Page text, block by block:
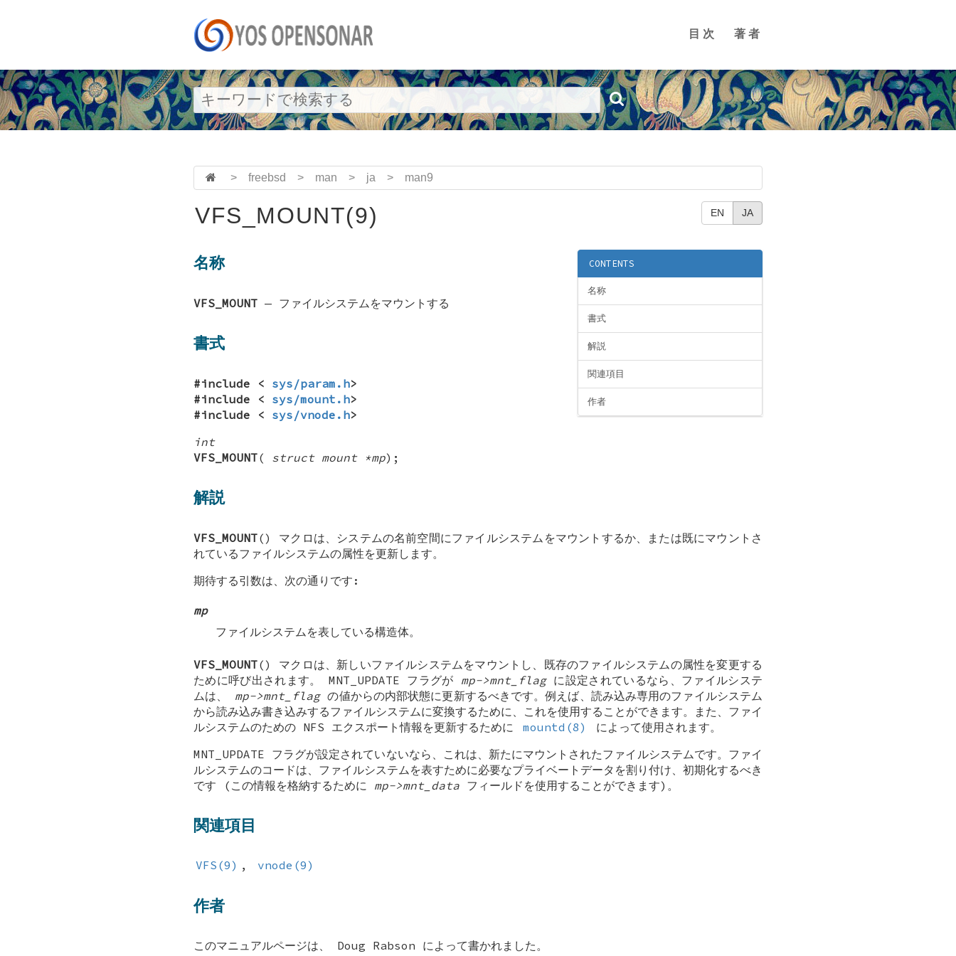
目次 著者
> freebsd > man > ja > man9
EN JA
VFS_MOUNT(9)
CONTENTS
名称
書式
解説
関連項目
作者
名称
VFS_MOUNT — ファイルシステムをマウントする
書式
#include < sys/param.h>
#include < sys/mount.h>
#include < sys/vnode.h>
int
VFS_MOUNT( struct mount *mp);
解説
VFS_MOUNT() マクロは、システムの名前空間にファイルシステムをマウントするか、または既にマウントさ
れているファイルシステムの属性を更新します。
期待する引数は、次の通りです:
mp
ファイルシステムを表している構造体。
VFS_MOUNT() マクロは、新しいファイルシステムをマウントし、既存のファイルシステムの属性を変更する
ために呼び出されます。 MNT_UPDATE フラグが mp->mnt_flagに設定されているなら、ファイルシステ
ムは、 mp->mnt_flagの値からの内部状態に更新するべきです。例えば、読み込み専用のファイルシステム
から読み込み書き込みするファイルシステムに変換するために、これを使用することができます。また、ファイ
ルシステムのための NFS エクスポート情報を更新するために
mountd(8)
によって使用されます。
MNT_UPDATE フラグが設定されていないなら、これは、新たにマウントされたファイルシステムです。ファイ
ルシステムのコードは、ファイルシステムを表すために必要なプライベートデータを割り付け、初期化するべき
です (この情報を格納するために mp->mnt_data フィールドを使用することができます)。
関連項目
VFS(9) , vnode(9)
作者
このマニュアルページは、 Doug Rabson によって書かれました。